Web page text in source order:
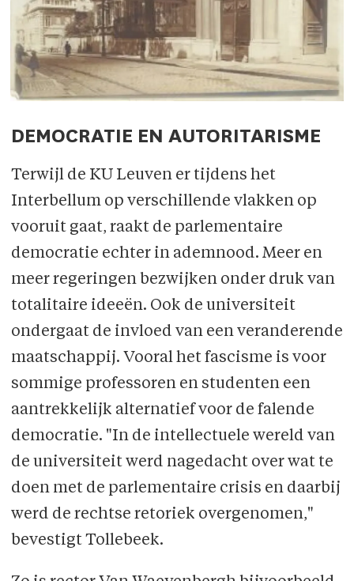
DEMOCRATIE EN AUTORITARISME
Terwijl de KU Leuven er tijdens het
Interbellum op verschillende vlakken op
vooruit gaat, raakt de parlementaire
democratie echter in ademnood. Meer en
meer regeringen bezwijken onder druk van
totalitaire ideeën. Ook de universiteit
ondergaat de invloed van een veranderende
maatschappij. Vooral het fascisme is voor
sommige professoren en studenten een
aantrekkelijk alternatief voor de falende
democratie. "In de intellectuele wereld van
de universiteit werd nagedacht over wat te
doen met de parlementaire crisis en daarbij
werd de rechtse retoriek overgenomen,"
bevestigt Tollebeek.